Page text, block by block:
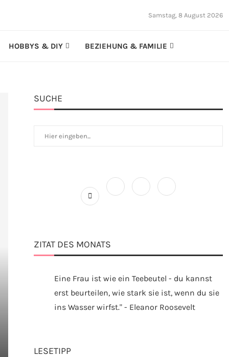
Samstag, 8 August 2026
HOBBYS & DIY BEZIEHUNG & FAMILIE
SUCHE
ZITAT DES MONATS
Eine Frau ist wie ein Teebeutel - du kannst
erst beurteilen, wie stark sie ist, wenn du sie
ins Wasser wirfst." - Eleanor Roosevelt
LESETIPP